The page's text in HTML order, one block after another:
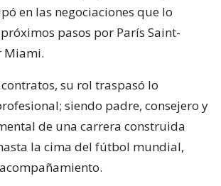
en las negociaciones que lo
pasos por París Saint-
Miami.
su rol traspasó lo
siendo padre, consejero y
de una carrera construida
la cima del fútbol mundial,